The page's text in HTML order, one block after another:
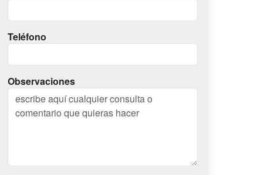
Teléfono
Observaciones